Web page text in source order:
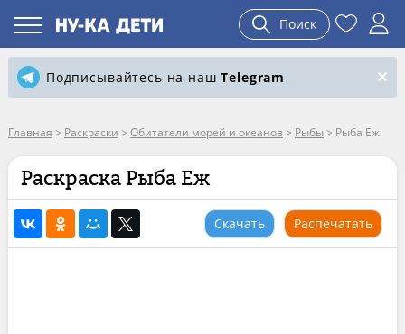
Поиск
Подписывайтесь на нашTelegram
Главная > Раскраски > Обитатели морей и океанов> Рыбы > Рыба Еж
Раскраска Рыба Еж
Скачать Распечатать